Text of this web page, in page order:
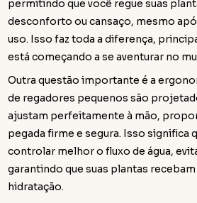
permitindo que você regue suas
desconforto ou cansaço, mesmo
uso. Isso faz toda a diferença,
está começando a se aventurar no
Outra questão importante é a
de regadores pequenos são
ajustam perfeitamente à mão,
pegada firme e segura. Isso significa
controlar melhor o fluxo de água,
garantindo que suas plantas
hidratação.